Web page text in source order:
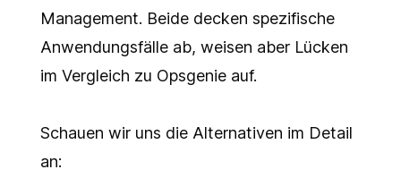
Management. Beide decken spezifische
Anwendungsfälle ab, weisen aber Lücken
im Vergleich zu Opsgenie auf.
Schauen wir uns die Alternativen im Detail
an: